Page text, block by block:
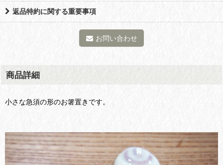
返品特約に関する重要事項
お問い合わせ
商品詳細
小さな急須の形のお箸置きです。